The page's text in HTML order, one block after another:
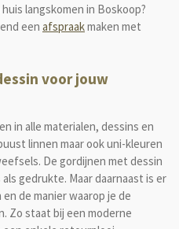
langskomen in Boskoop?
een afspraakmaken met
voor jouw
in alle materialen, dessins en
linnen maar ook uni-kleuren
De gordijnen met dessin
gedrukte. Maar daarnaast is er
de manier waarop je de
Zo staat bij een moderne